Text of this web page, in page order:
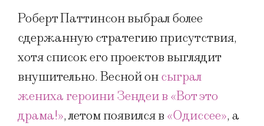
Роберт Паттинсон выбрал более
сдержанную стратегию присутствия,
хотя список его проектов выглядит
внушительно. Весной онсыграл
жениха героини Зендеи в «Вот это
драма!», летом появился в «Одиссее», а